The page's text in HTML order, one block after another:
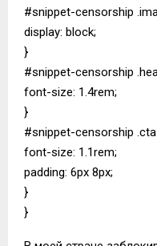
#snippet-censorship
display: block;
}
#snippet-censorship
font-size: 1.4rem;
}
#snippet-censorship
font-size: 1.1rem;
padding: 6px 8px;
}
}